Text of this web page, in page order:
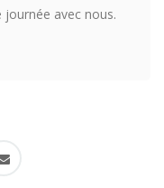
journée avec nous.